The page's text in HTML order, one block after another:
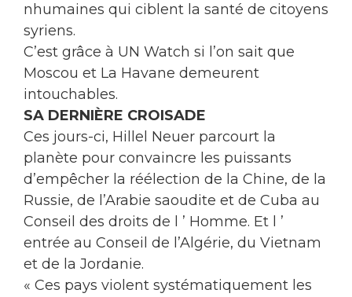
nhumaines qui ciblent la santé de citoyens
syriens.
C’est grâce à UN Watch si l’on sait que
Moscou et La Havane demeurent
intouchables.
SA DERNIÈRE CROISADE
Ces jours-ci, Hillel Neuer parcourt la
planète pour convaincre les puissants
d’empêcher la réélection de la Chine, de la
Russie, de l’Arabie saoudite et de Cuba au
Conseil des droits de l ’ Homme. Et l ’
entrée au Conseil de l’Algérie, du Vietnam
et de la Jordanie.
« Ces pays violent systématiquement les